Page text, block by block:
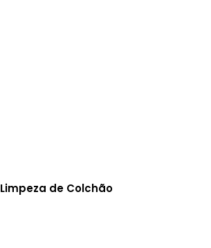
Limpeza de Colchão